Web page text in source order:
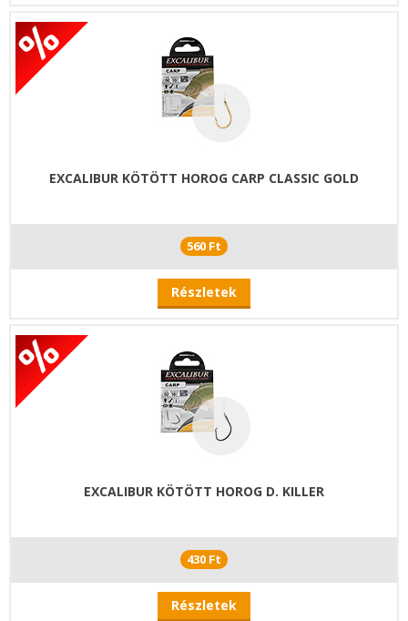
EXCALIBUR KÖTÖTT HOROG CARP CLASSIC GOLD
560 Ft
Részletek
EXCALIBUR KÖTÖTT HOROG D. KILLER
430 Ft
Részletek